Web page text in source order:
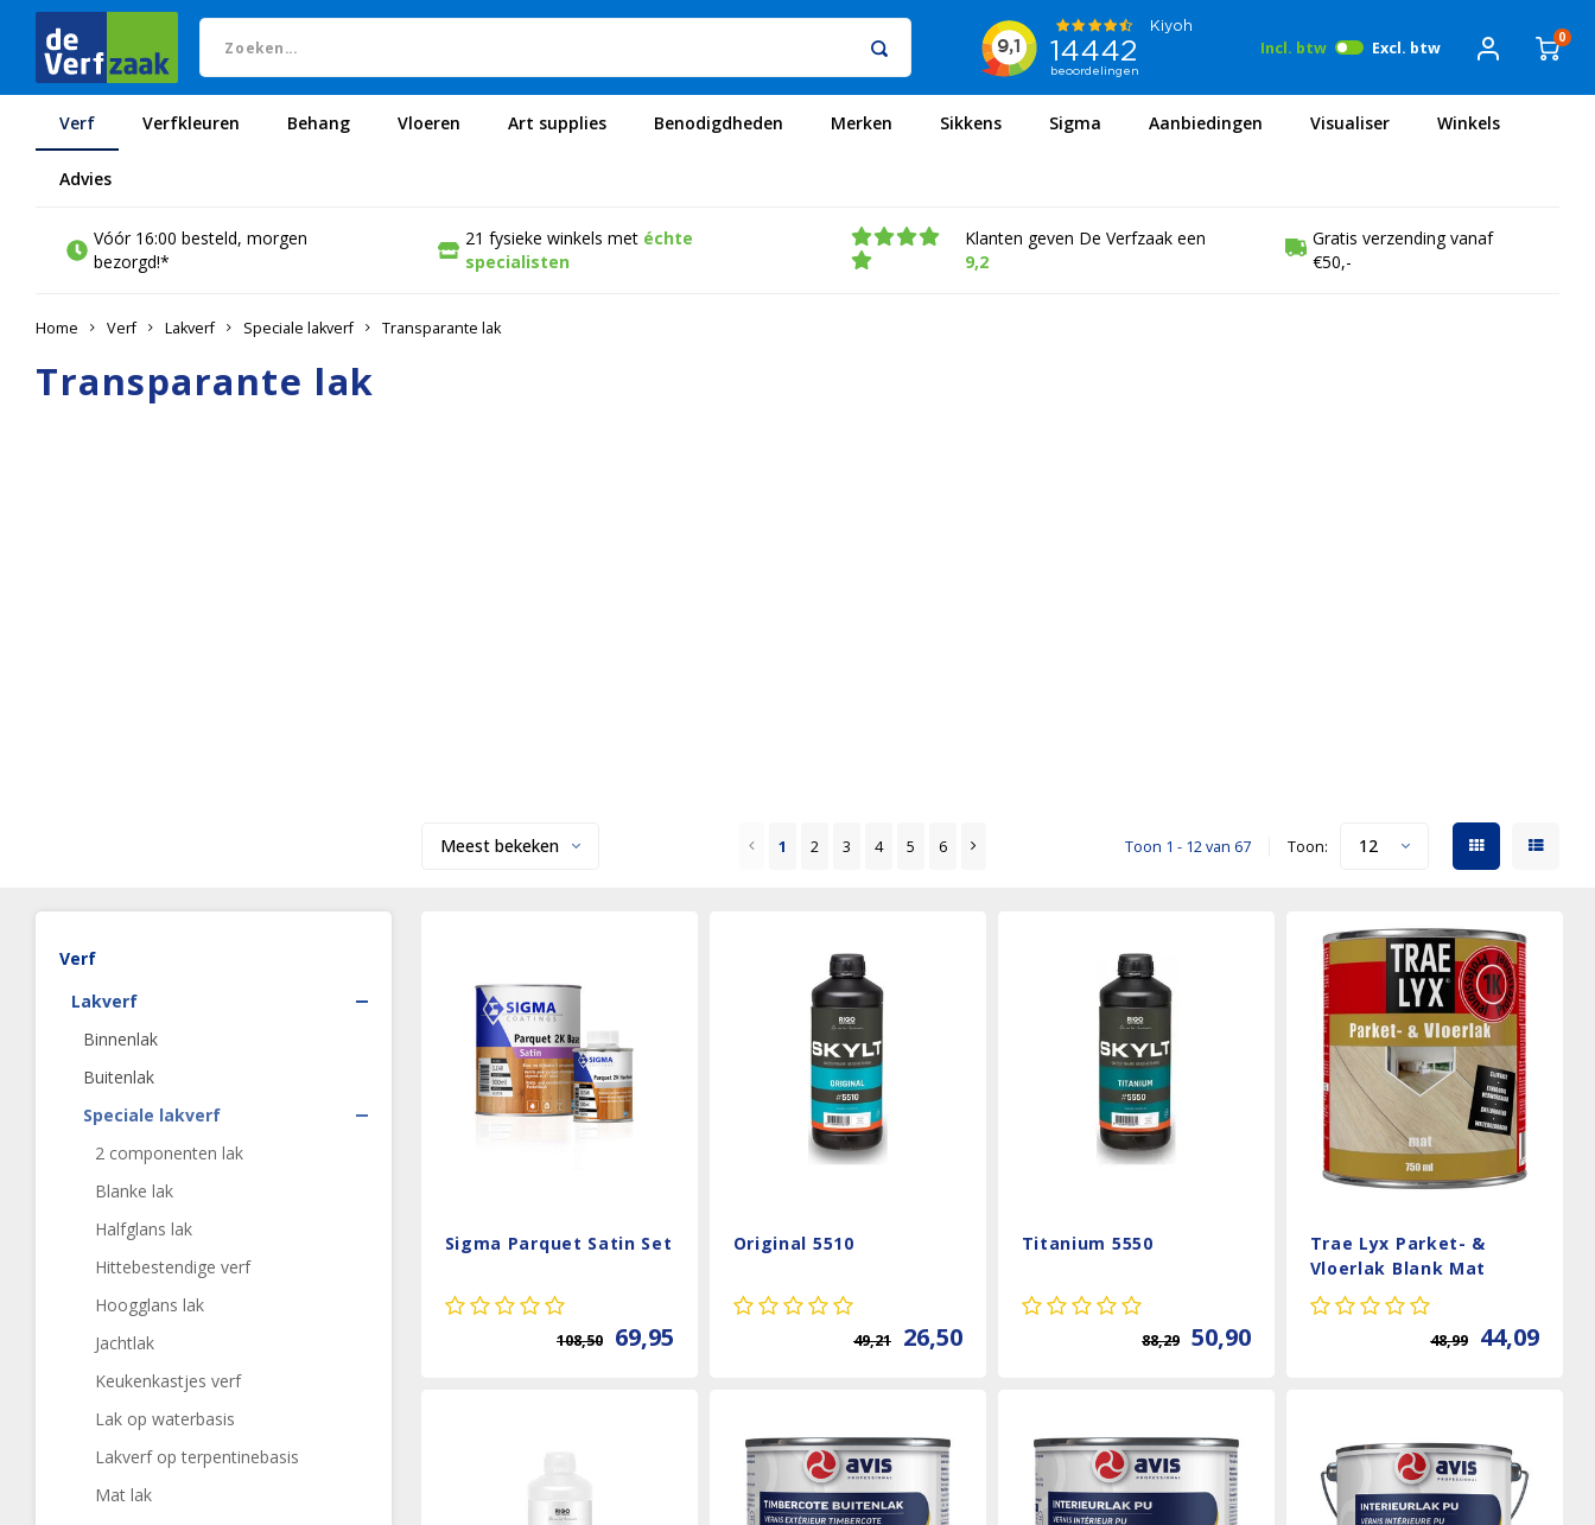
Incl. btw Excl. btw
0
Verf Verfkleuren Behang Vloeren Art supplies Benodigdheden Aanbiedingen Winkels
Advies
Merken Sikkens Sigma Visualiser
Vóór 16:00 besteld, morgen
bezorgd!*
21 fysieke winkels met échte
specialisten
Klanten geven De Verfzaak een
9,2
Gratis verzending vanaf
€50,-
Home Verf Lakverf Speciale lakverf Transparante lak
Transparante lak
Meest bekeken 1 2 3 4 5 6 Toon 1 - 12 van 67 Toon: 12
Verf
Lakverf
Binnenlak
Buitenlak
Speciale lakverf
2 componenten lak
Blanke lak
Halfglans lak
Hittebestendige verf
Hoogglans lak
Jachtlak
Keukenkastjes verf
Lak op waterbasis
Lakverf op terpentinebasis
Mat lak
Sigma Parquet Satin Set
108,50 69,95
Original 5510
49,21 26,50
Titanium 5550
88,29 50,90
Trae Lyx Parket- &
Vloerlak Blank Mat
48,99 44,09